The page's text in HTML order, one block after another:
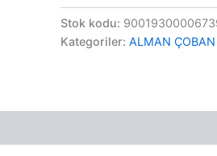
Stok kodu:
Kategoriler: ALMAN ÇOBAN